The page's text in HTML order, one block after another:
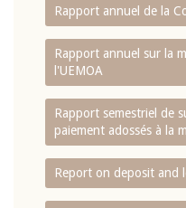
Rapport annuel de la
Rapport annuel sur la
l'UEMOA
Rapport semestriel de
paiement adossés à la
Report on deposit and